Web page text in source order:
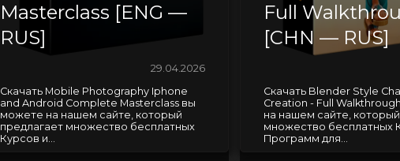
Masterclass [ENG —
RUS]
29.04.2026
Скачать Mobile Photography Iphone
and Android Complete Masterclass вы
можете на нашем сайте, который
предлагает множество бесплатных
Курсов и...
Full
[CHN — RUS]
Скачать Blender Style
Creation - Full
на нашем сайте,
множество бесплатных
Программ для...